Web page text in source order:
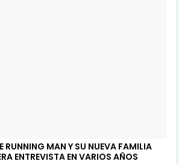
RUNNING MAN Y SU NUEVA FAMILIA
ENTREVISTA EN VARIOS AÑOS